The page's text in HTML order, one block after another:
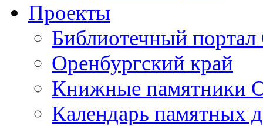
Проекты
Библиотечный портал
Оренбургский край
Книжные памятники
Календарь памятных